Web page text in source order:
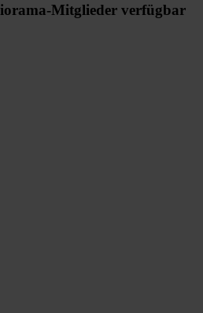
Mitglieder verfügbar